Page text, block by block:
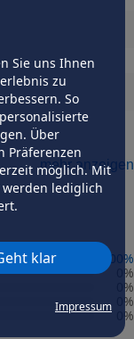
Sie uns Ihnen
zu
So
Über
Präferenzen
möglich. Mit
werden lediglich
klar
Impressum
mehr anzeigen
100%
%
%
%
%